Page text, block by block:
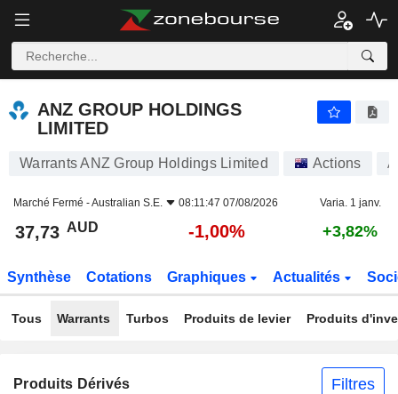
ANZ GROUP HOLDINGS
LIMITED
Warrants ANZ Group Holdings Limited Actions
Marché Fermé -Australian S.E. 08:11:47 07/08/2026 Varia. 1 janv.
37,73 AUD -1,00% +3,82%
Synthèse Cotations Graphiques Actualités
Tous Warrants Turbos Produits de levier Produits
Produits Dérivés Filtres